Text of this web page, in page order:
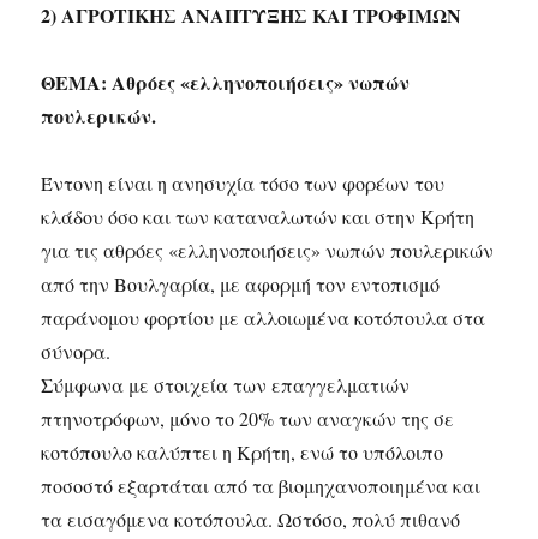
2) ΑΓΡΟΤΙΚΗΣ ΑΝΑΠΤΥΞΗΣ ΚΑΙ ΤΡΟΦΙΜΩΝ
ΘΕΜΑ: Αθρόες «ελληνοποιήσεις» νωπών
πουλερικών.
Έντονη είναι η ανησυχία τόσο των φορέων του
κλάδου όσο και των καταναλωτών και στην Κρήτη
για τις αθρόες «ελληνοποιήσεις» νωπών πουλερικών
από την Βουλγαρία, με αφορμή τον εντοπισμό
παράνομου φορτίου με αλλοιωμένα κοτόπουλα στα
σύνορα.
Σύμφωνα με στοιχεία των επαγγελματιών
πτηνοτρόφων, μόνο το 20% των αναγκών της σε
κοτόπουλο καλύπτει η Κρήτη, ενώ το υπόλοιπο
ποσοστό εξαρτάται από τα βιομηχανοποιημένα και
τα εισαγόμενα κοτόπουλα. Ωστόσο, πολύ πιθανό